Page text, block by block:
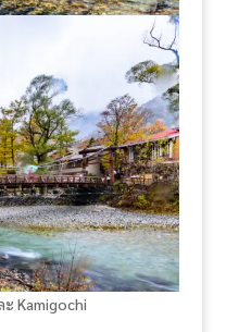
Kamigochi